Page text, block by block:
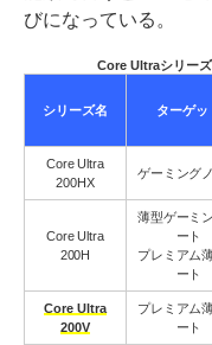
びになっている。
Core Ultraシリー
シリーズ名 ターゲッ
Core Ultra
200HX
ゲーミング
Core Ultra
200H
薄型ゲーミ
ート
プレミアム
ート
Core Ultra
200V
プレミアム
ート